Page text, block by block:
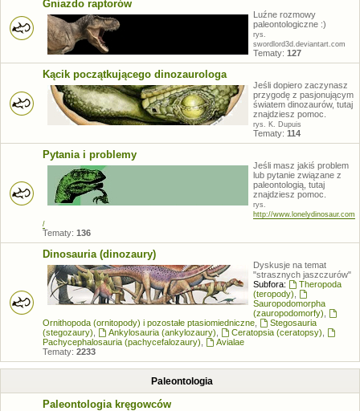
Gniazdo raptorów
Luźne rozmowy
paleontologiczne :)
rys.
swordlord3d.deviantart.com
Tematy: 127
Kącik początkującego dinozaurologa
Jeśli dopiero zaczynasz
przygodę z pasjonującym
światem dinozaurów, tutaj
znajdziesz pomoc.
rys. K. Dupuis
Tematy: 114
Pytania i problemy
Jeśli masz jakiś problem
lub pytanie związane z
paleontologią, tutaj
znajdziesz pomoc.
rys.
http://www.lonelydinosaur.com
/
Tematy: 136
Dinosauria (dinozaury)
Dyskusje na temat
"strasznych jaszczurów"
Subfora:
Theropoda
(teropody)
Sauropodomorpha
(zauropodomorfy)
Ornithopoda (ornitopody) i pozostałe ptasiomiedniczne
Stegosauria
(stegozaury)
Ankylosauria (ankylozaury) Ceratopsia (ceratopsy)
Pachycephalosauria (pachycefalozaury)
Avialae
Tematy: 2233
Paleontologia
Paleontologia kręgowców